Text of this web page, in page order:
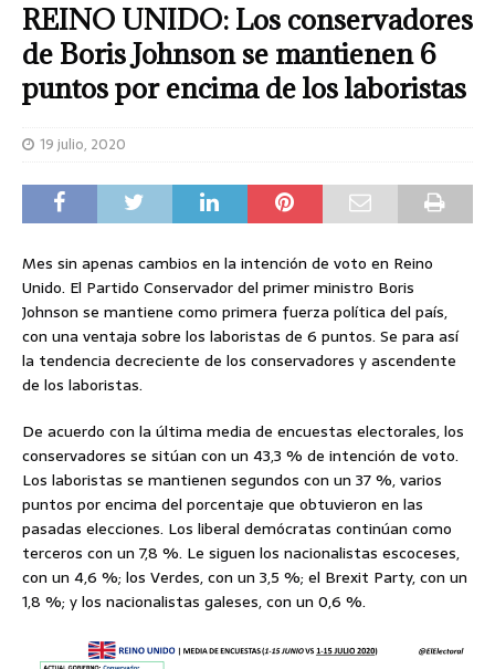
REINO UNIDO: Los conservadores
de Boris Johnson se mantienen 6
puntos por encima de los laboristas
19 julio, 2020
Mes sin apenas cambios en la intención de voto en Reino
Unido. El Partido Conservador del primer ministro Boris
Johnson se mantiene como primera fuerza política del país,
con una ventaja sobre los laboristas de 6 puntos. Se para así
la tendencia decreciente de los conservadores y ascendente
de los laboristas.
De acuerdo con la última media de encuestas electorales, los
conservadores se sitúan con un 43,3 % de intención de voto.
Los laboristas se mantienen segundos con un 37 %, varios
puntos por encima del porcentaje que obtuvieron en las
pasadas elecciones. Los liberal demócratas continúan como
terceros con un 7,8 %. Le siguen los nacionalistas escoceses,
con un 4,6 %; los Verdes, con un 3,5 %; el Brexit Party, con un
1,8 %; y los nacionalistas galeses, con un 0,6 %.